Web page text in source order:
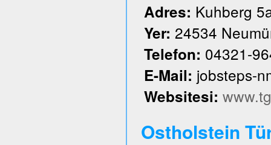
Adres: Kuhberg
Yer: 24534
Telefon: 04321-
E-Mail: jobsteps-
Websitesi:
Ostholstein